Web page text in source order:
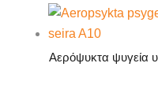
Αερόψυκτα ψυγεία